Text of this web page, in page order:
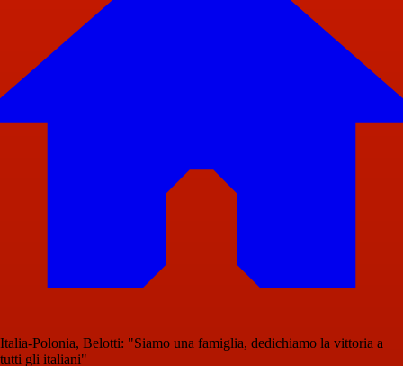
Italia-Polonia, Belotti: "Siamo una famiglia, dedichiamo la vittoria a
tutti gli italiani"